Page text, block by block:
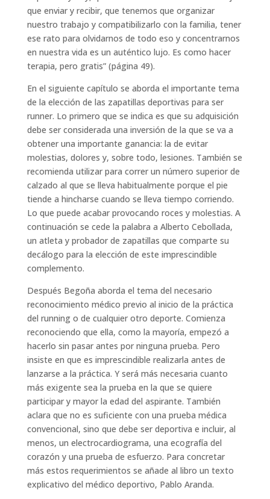
que enviar y recibir, que tenemos que organizar
nuestro trabajo y compatibilizarlo con la familia, tener
ese rato para olvidarnos de todo eso y concentrarnos
en nuestra vida es un auténtico lujo. Es como hacer
terapia, pero gratis” (página 49).
En el siguiente capítulo se aborda el importante tema
de la elección de las zapatillas deportivas para ser
runner. Lo primero que se indica es que su adquisición
debe ser considerada una inversión de la que se va a
obtener una importante ganancia: la de evitar
molestias, dolores y, sobre todo, lesiones. También se
recomienda utilizar para correr un número superior de
calzado al que se lleva habitualmente porque el pie
tiende a hincharse cuando se lleva tiempo corriendo.
Lo que puede acabar provocando roces y molestias. A
continuación se cede la palabra a Alberto Cebollada,
un atleta y probador de zapatillas que comparte su
decálogo para la elección de este imprescindible
complemento.
Después Begoña aborda el tema del necesario
reconocimiento médico previo al inicio de la práctica
del running o de cualquier otro deporte. Comienza
reconociendo que ella, como la mayoría, empezó a
hacerlo sin pasar antes por ninguna prueba. Pero
insiste en que es imprescindible realizarla antes de
lanzarse a la práctica. Y será más necesaria cuanto
más exigente sea la prueba en la que se quiere
participar y mayor la edad del aspirante. También
aclara que no es suficiente con una prueba médica
convencional, sino que debe ser deportiva e incluir, al
menos, un electrocardiograma, una ecografía del
corazón y una prueba de esfuerzo. Para concretar
más estos requerimientos se añade al libro un texto
explicativo del médico deportivo, Pablo Aranda.